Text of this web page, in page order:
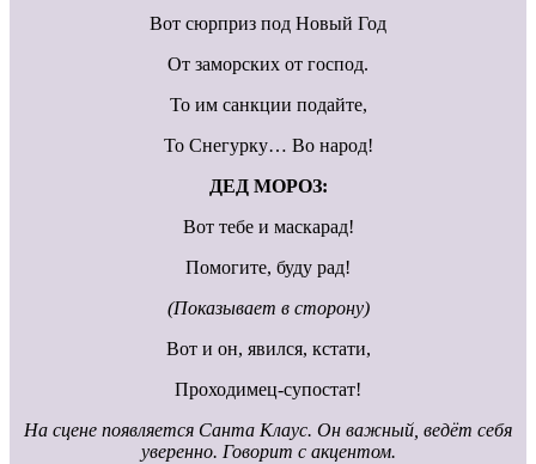
Вот сюрприз под Новый Год
От заморских от господ.
То им санкции подайте,
То Снегурку… Во народ!
ДЕД МОРОЗ:
Вот тебе и маскарад!
Помогите, буду рад!
(Показывает в сторону)
Вот и он, явился, кстати,
Проходимец-супостат!
На сцене появляется Санта Клаус. Он важный, ведёт себя
уверенно. Говорит с акцентом.